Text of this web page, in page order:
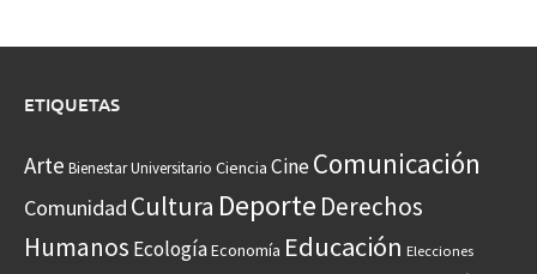
ETIQUETAS
Arte Bienestar Universitario Ciencia CineComunicación
Comunidad Cultura Deporte Derechos
Humanos EcologíaEconomía Educación Elecciones